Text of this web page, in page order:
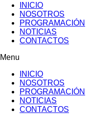
INICIO
NOSOTROS
PROGRAMACIÓN
NOTICIAS
CONTACTOS
Menu
INICIO
NOSOTROS
PROGRAMACIÓN
NOTICIAS
CONTACTOS